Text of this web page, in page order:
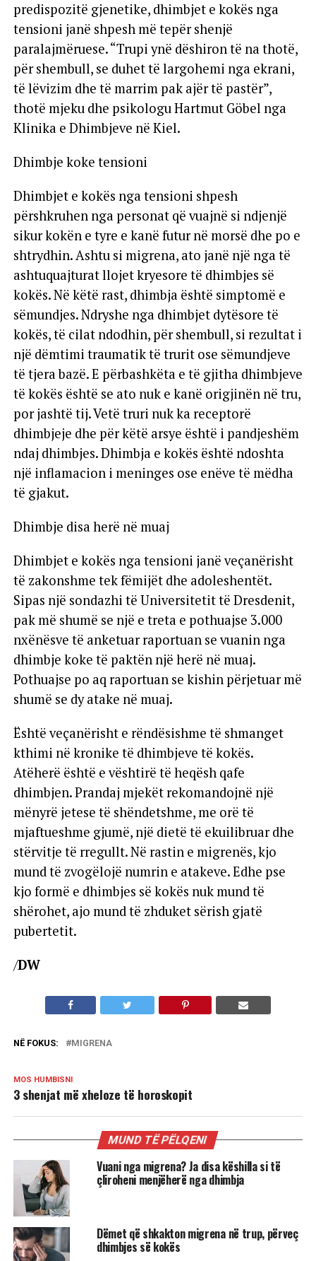
predispozitë gjenetike, dhimbjet e kokës nga
tensioni janë shpesh më tepër shenjë
paralajmëruese. “Trupi ynë dëshiron të na thotë,
për shembull, se duhet të largohemi nga ekrani,
të lëvizim dhe të marrim pak ajër të pastër”,
thotë mjeku dhe psikologu Hartmut Göbel nga
Klinika e Dhimbjeve në Kiel.
Dhimbje koke tensioni
Dhimbjet e kokës nga tensioni shpesh
përshkruhen nga personat që vuajnë si ndjenjë
sikur kokën e tyre e kanë futur në morsë dhe po e
shtrydhin. Ashtu si migrena, ato janë një nga të
ashtuquajturat llojet kryesore të dhimbjes së
kokës. Në këtë rast, dhimbja është simptomë e
sëmundjes. Ndryshe nga dhimbjet dytësore të
kokës, të cilat ndodhin, për shembull, si rezultat i
një dëmtimi traumatik të trurit ose sëmundjeve
të tjera bazë. E përbashkëta e të gjitha dhimbjeve
të kokës është se ato nuk e kanë origjinën në tru,
por jashtë tij. Vetë truri nuk ka receptorë
dhimbjeje dhe për këtë arsye është i pandjeshëm
ndaj dhimbjes. Dhimbja e kokës është ndoshta
një inflamacion i meninges ose enëve të mëdha
të gjakut.
Dhimbje disa herë në muaj
Dhimbjet e kokës nga tensioni janë veçanërisht
të zakonshme tek fëmijët dhe adoleshentët.
Sipas një sondazhi të Universitetit të Dresdenit,
pak më shumë se një e treta e pothuajse 3.000
nxënësve të anketuar raportuan se vuanin nga
dhimbje koke të paktën një herë në muaj.
Pothuajse po aq raportuan se kishin përjetuar më
shumë se dy atake në muaj.
Është veçanërisht e rëndësishme të shmanget
kthimi në kronike të dhimbjeve të kokës.
Atëherë është e vështirë të heqësh qafe
dhimbjen. Prandaj mjekët rekomandojnë një
mënyrë jetese të shëndetshme, me orë të
mjaftueshme gjumë, një dietë të ekuilibruar dhe
stërvitje të rregullt. Në rastin e migrenës, kjo
mund të zvogëlojë numrin e atakeve. Edhe pse
kjo formë e dhimbjes së kokës nuk mund të
shërohet, ajo mund të zhduket sërish gjatë
pubertetit.
/DW
NË FOKUS: MIGRENA
MOS HUMBISNI
3 shenjat më xheloze të horoskopit
MUND TË PËLQENI
Vuani nga migrena? Ja disa këshilla si të
çliroheni menjëherë nga dhimbja
Dëmet që shkakton migrena në trup, përveç
dhimbjes së kokës